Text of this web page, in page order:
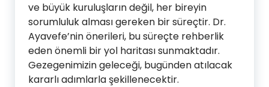
ve büyük kuruluşların değil, her bireyin
sorumluluk alması gereken bir süreçtir. Dr.
Ayavefe’nin önerileri, bu süreçte rehberlik
eden önemli bir yol haritası sunmaktadır.
Gezegenimizin geleceği, bugünden atılacak
kararlı adımlarla şekillenecektir.